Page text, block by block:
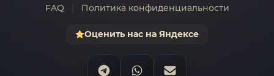
FAQ Политика конфиденциальности
Оценить нас на Яндексе